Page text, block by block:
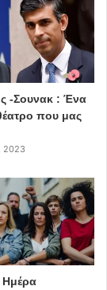
-Σουνακ : Ένα
που μας
2023
Ημέρα